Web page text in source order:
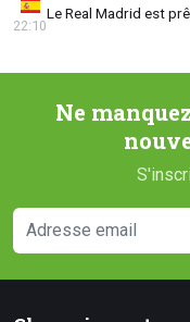
Le Real Madrid est
22:10
Ne